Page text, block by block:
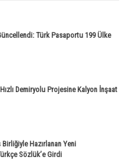
Türk Pasaportu 199 Ülke
Demiryolu Projesine Kalyon İnşaat
Hazırlanan Yeni
Sözlük’e Girdi